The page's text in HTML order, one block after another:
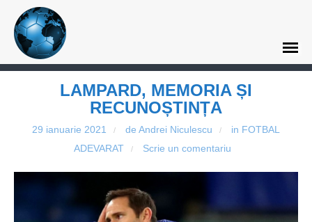
LAMPARD, MEMORIA ȘI
RECUNOȘTINȚA
29 ianuarie 2021 / de Andrei Niculescu / in FOTBAL
ADEVARAT
/ Scrie un comentariu